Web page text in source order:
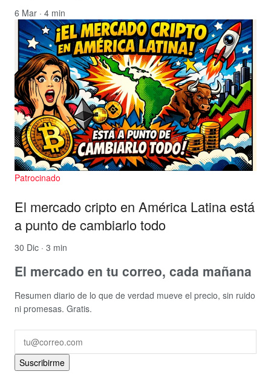
6 Mar · 4 min
Patrocinado
El mercado cripto en América Latina está
a punto de cambiarlo todo
30 Dic · 3 min
El mercado en tu correo, cada mañana
Resumen diario de lo que de verdad mueve el precio, sin ruido
ni promesas. Gratis.
Suscribirme